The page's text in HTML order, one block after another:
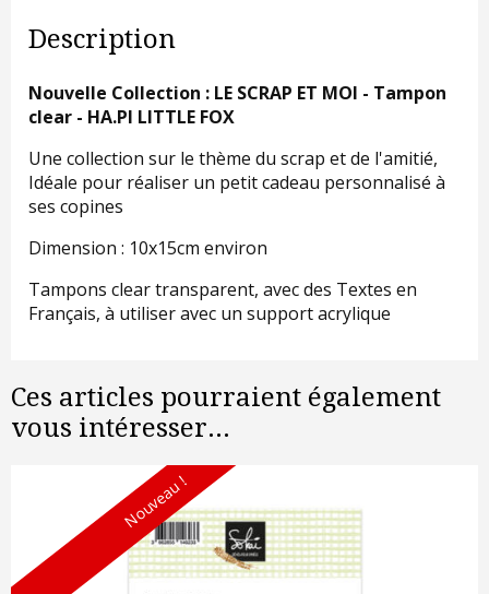
Description
Nouvelle Collection : LE SCRAP ET MOI - Tampon
clear - HA.PI LITTLE FOX
Une collection sur le thème du scrap et de l'amitié,
Idéale pour réaliser un petit cadeau personnalisé à
ses copines
Dimension : 10x15cm environ
Tampons clear transparent, avec des Textes en
Français, à utiliser avec un support acrylique
Ces articles pourraient également
vous intéresser...
Nouveau !